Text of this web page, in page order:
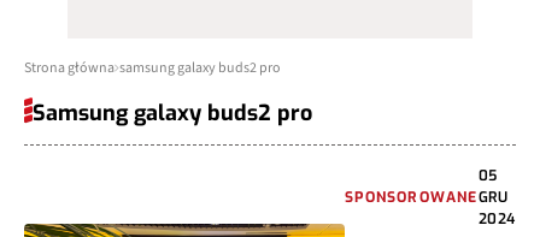
Strona główna samsung galaxy buds2 pro
Samsung galaxy buds2 pro
SPONSOROWANE
05
GRU
2024